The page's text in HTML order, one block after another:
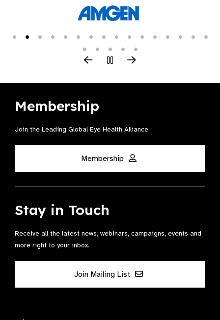
Membership
Join the Leading Global Eye Health Alliance​.
Membership
Stay in Touch
Receive all the latest news, webinars, campaigns, events and
more right to your inbox.
Join Mailing List